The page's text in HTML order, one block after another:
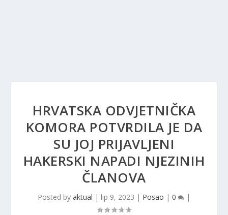
HRVATSKA ODVJETNIČKA
KOMORA POTVRDILA JE DA
SU JOJ PRIJAVLJENI
HAKERSKI NAPADI NJEZINIH
ČLANOVA
Posted by aktual | lip 9, 2023 | Posao | 0 |